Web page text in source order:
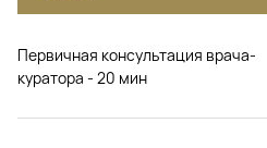
Первичная консультация врача-
куратора - 20 мин